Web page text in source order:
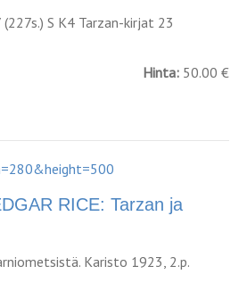
S K4 Tarzan-kirjat 23
Hinta: 50.00 €
RICE: Tarzan ja
Karisto 1923, 2.p.